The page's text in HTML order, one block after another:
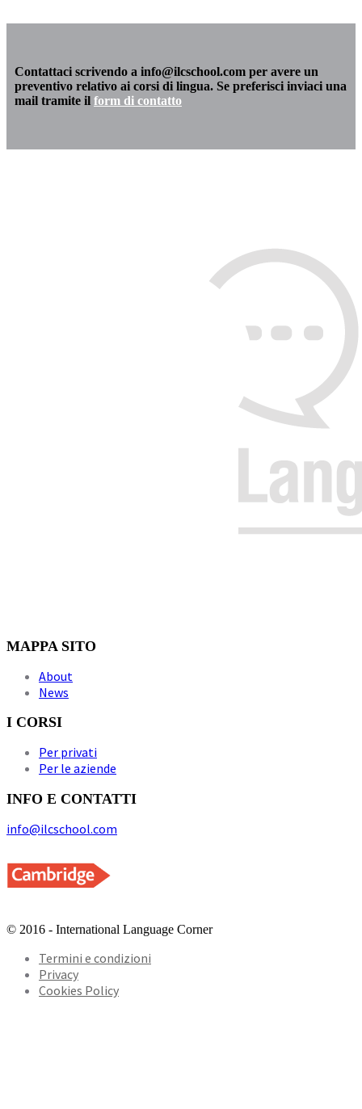
Contattaci scrivendo a info@ilcschool.com per avere un
preventivo relativo ai corsi di lingua. Se preferisci inviaci una
mail tramite il form di contatto
MAPPA SITO
About
News
I CORSI
Per privati
Per le aziende
INFO E CONTATTI
info@ilcschool.com
© 2016 - International Language Corner
Termini e condizioni
Privacy
Cookies Policy